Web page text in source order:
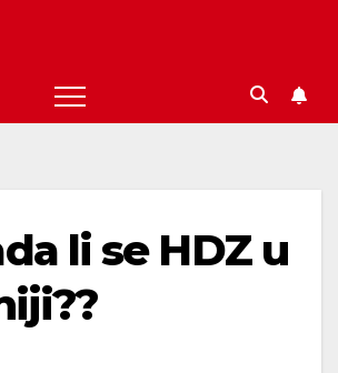
li se HDZ u